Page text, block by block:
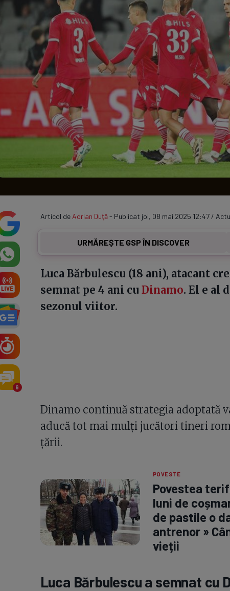
Program TV
6
Articol de Adrian Duţă- Publicat joi, 08 mai 2025 12:47 /
URMĂREȘTE GSP ÎN DISCOVER
Luca Bărbulescu (18 ani), atacant
semnat pe 4 ani cu Dinamo. El e al
sezonul viitor.
Dinamo continuă strategia adoptată
aducă tot mai mulți jucători tineri
țării.
POVESTE
Povestea
luni de
de pastile o
antrenor »
vieții
Luca Bărbulescu a semnat cu